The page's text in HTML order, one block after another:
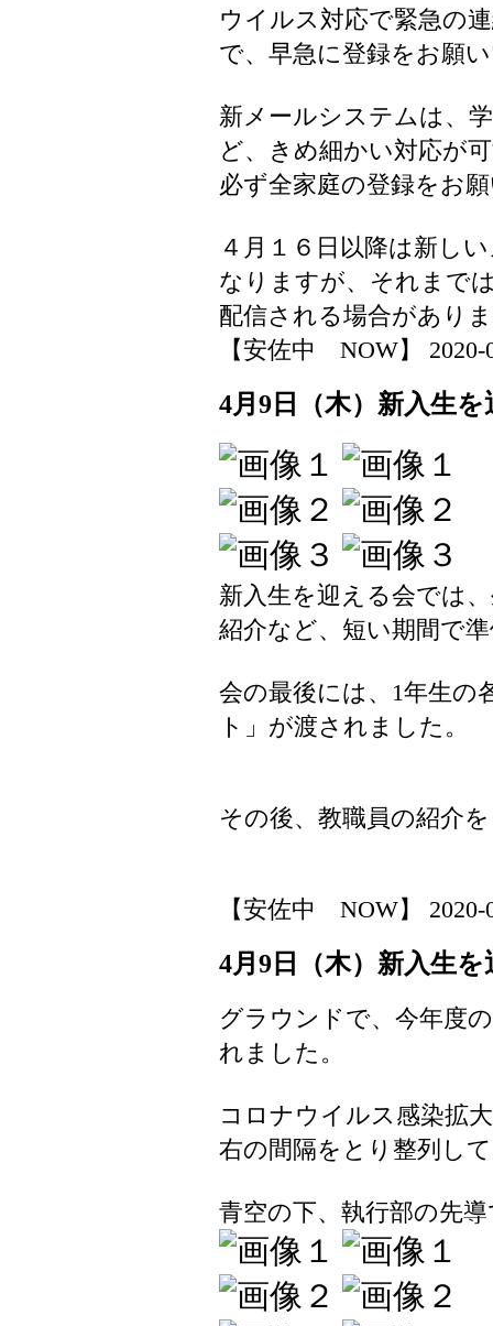
ウイルス対応で緊急の
で、早急に登録をお願
新メールシステムは、
ど、きめ細かい対応が
必ず全家庭の登録をお
４月１６日以降は新し
なりますが、それまで
配信される場合があり
【安佐中 NOW】 2020-
4月9日（木）新入生
新入生を迎える会では
紹介など、短い期間で
会の最後には、1年生の
ト」が渡されました。
その後、教職員の紹介
【安佐中 NOW】 2020-
4月9日（木）新入生
グラウンドで、今年度
れました。
コロナウイルス感染拡
右の間隔をとり整列し
青空の下、執行部の先